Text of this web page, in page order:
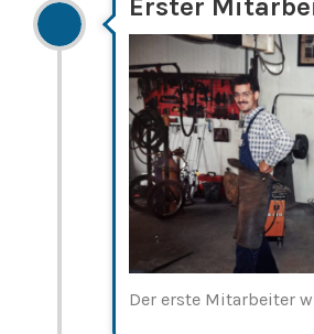
Erster
Der erste Mitarbeiter